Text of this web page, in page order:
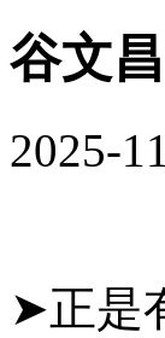
谷文
2025-
➤正是